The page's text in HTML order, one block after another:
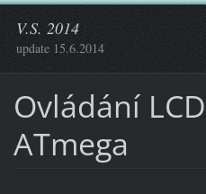
V.S. 2014
update 15.6.2014
Ovládání
ATmega